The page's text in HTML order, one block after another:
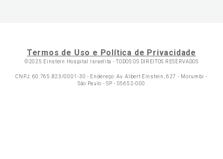
Termos de Uso e Política de Privacidade
©2025 Einstein Hospital Israelita -TODOS OS DIREITOS RESERVADOS
CNPJ: 60.765.823/0001-30 - Endereço: Av. Albert Einstein, 627 - Morumbi -
São Paulo - SP - 05652-000